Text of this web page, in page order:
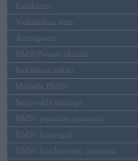
Pasākumi
Vadāmības tests
Autosports
BMWPower aktuāli
Reklāmas raksti
Mēneša BMW
Sērijveida tūnings
BMW pasaules jaunumi
BMW koncepti
BMW konkurentu jaunumi